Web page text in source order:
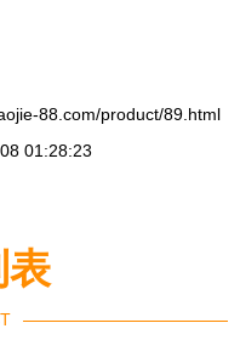
88.com/product/89.html
01:28:23
表